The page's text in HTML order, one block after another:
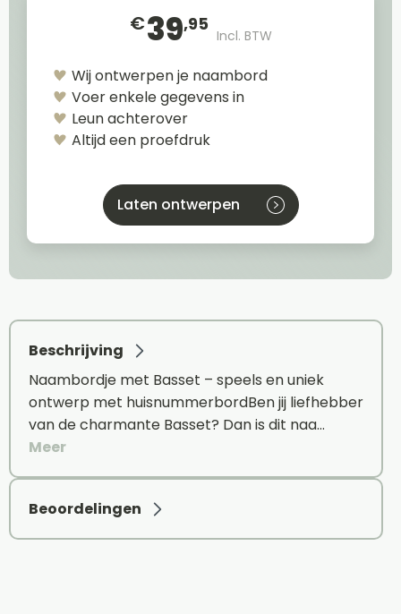
€39,95
Incl. BTW
Wij ontwerpen je naambord
Voer enkele gegevens in
Leun achterover
Altijd een proefdruk
Laten ontwerpen
Beschrijving
Naambordje met Basset – speels en uniek
ontwerp met huisnummerbordBen jij liefhebber
van de charmante Basset? Dan is dit naa…
Meer
Beoordelingen